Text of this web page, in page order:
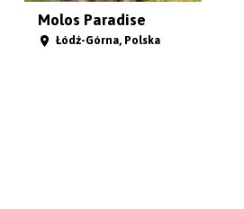
Molos Paradise
Łódź-Górna, Polska